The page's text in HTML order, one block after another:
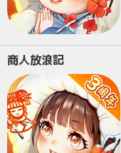
商人放浪記